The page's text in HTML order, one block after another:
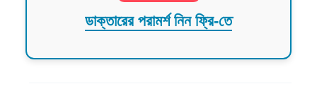
ডাক্তারের পরামর্শ নিন ফ্রি-তে